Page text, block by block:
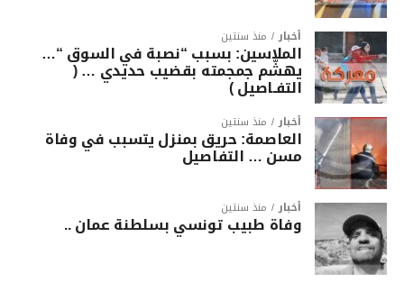
أخبار منذ سنتين
الملاسين: بسبب “نصبة في السوق “…
يهشّم جمجمته بقضيب حديدي … (
التفـاصيل )
أخبار منذ سنتين
العاصمة: حريق بمنزل يتسبب في وفاة
مسن … التفاصيل
أخبار منذ سنتين
وفاة طبيب تونسي بسلطنة عمان ..